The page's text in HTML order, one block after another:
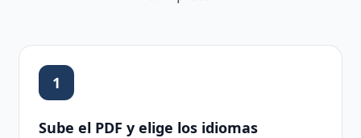
1
Sube el PDF y elige los idiomas